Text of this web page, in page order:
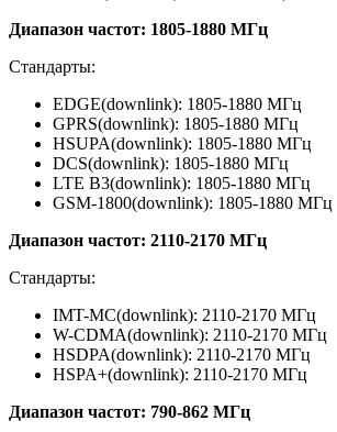
Диапазон частот: 1805-1880 МГц
Стандарты:
EDGE(downlink): 1805-1880 МГц
GPRS(downlink): 1805-1880 МГц
HSUPA(downlink): 1805-1880 МГц
DCS(downlink): 1805-1880 МГц
LTE B3(downlink): 1805-1880 МГц
GSM-1800(downlink): 1805-1880 МГц
Диапазон частот: 2110-2170 МГц
Стандарты:
IMT-MC(downlink): 2110-2170 МГц
W-CDMA(downlink): 2110-2170 МГц
HSDPA(downlink): 2110-2170 МГц
HSPA+(downlink): 2110-2170 МГц
Диапазон частот: 790-862 МГц